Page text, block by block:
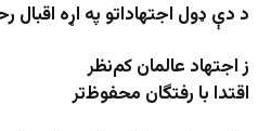
د دې ډول اجتهاداتو په اړه اقبال
ز اجتهاد عالمان کم‌نظر
اقتدا با رفتگان محفوظ‌تر